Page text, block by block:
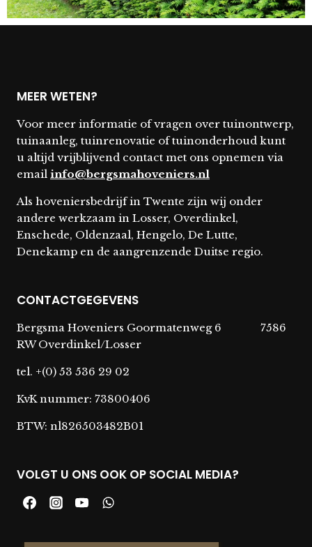
MEER WETEN?
Voor meer informatie of vragen over tuinontwerp,
tuinaanleg, tuinrenovatie of tuinonderhoud kunt
u altijd vrijblijvend contact met ons opnemen via
email info@bergsmahoveniers.nl
Als hoveniersbedrijf in Twente zijn wij onder
andere werkzaam in Losser, Overdinkel,
Enschede, Oldenzaal, Hengelo, De Lutte,
Denekamp en de aangrenzende Duitse regio.
CONTACTGEGEVENS
Bergsma Hoveniers Goormatenweg 6 7586
RW Overdinkel/Losser
tel. +(0) 53 536 29 02
KvK nummer: 73800406
BTW: nl826503482B01
VOLGT U ONS OOK OP SOCIAL MEDIA?